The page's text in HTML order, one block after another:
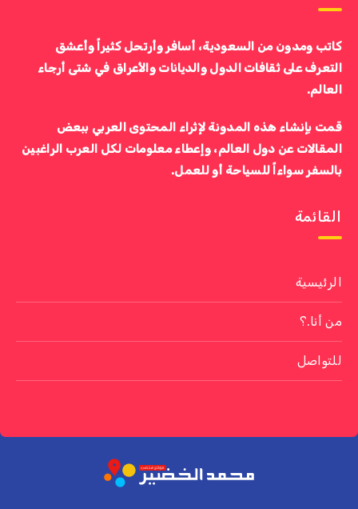
كاتب ومدون من السعودية، أسافر وأرتحل كثيراً وأعشق
التعرف على ثقافات الدول والديانات والأعراق في شتى أرجاء
العالم.
قمت بإنشاء هذه المدونة لإثراء المحتوى العربي ببعض
المقالات عن دول العالم، وإعطاء معلومات لكل العرب الراغبين
بالسفر سواءاً للسياحة أو للعمل.
القائمة
الرئيسية
من أنا.؟
للتواصل